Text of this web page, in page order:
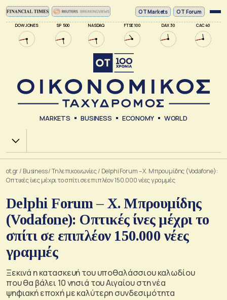
DOW JONES SP 500 NASDAQ FTSE 100 DAX 30 CAC 40
ΟΤ Markets OT Forum
MARKETS BUSINESS ECONOMY WORLD
Χ.Α.
ot.gr/ Business/Τηλεπικοινωνίες/ Delphi Forum – X. Μπρουμίδης (Vodafone):
Οπτικές ίνες μέχρι το σπίτι σε επιπλέον 150.000 νέες γραμμές
Delphi Forum – X. Μπρουμίδης
(Vodafone): Οπτικές ίνες μέχρι το
σπίτι σε επιπλέον 150.000 νέες
γραμμές
Ξεκινά η κατασκευή του υποθαλάσσιου καλωδίου
που θα βάλει 10 νησιά του Αιγαίου στη νέα
ψηφιακή εποχή με καλύτερη συνδεσιμότητα